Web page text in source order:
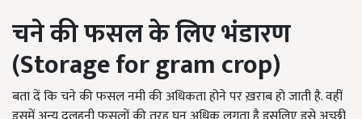
चने की फसल के लिए भंडारण
(Storage for gram crop)
बता दें कि चने की फसल नमी की अधिकता होने पर ख़राब हो जाती है. वहीं